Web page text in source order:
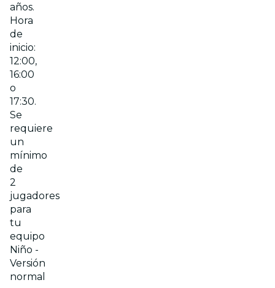
años.
Hora
de
inicio:
12:00,
16:00
o
17:30.
Se
requiere
un
mínimo
de
2
jugadores
para
tu
equipo
Niño -
Versión
normal